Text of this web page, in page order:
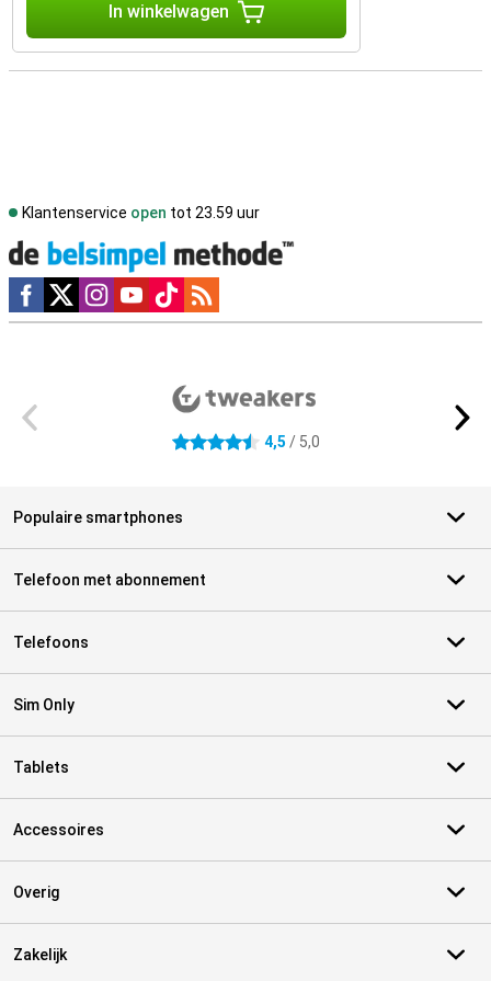
In winkelwagen
Klantenservice open tot 23.59 uur
Social media
4.5 sterren 4,5 / 5,0
Populaire smartphones
Telefoon met abonnement
Telefoons
Sim Only
Tablets
Accessoires
Overig
Zakelijk